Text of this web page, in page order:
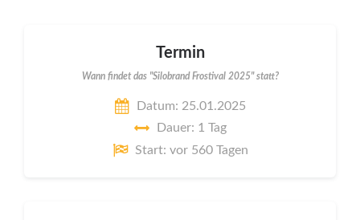
Termin
Wann findet das "Silobrand Frostival 2025" statt?
Datum: 25.01.2025
Dauer: 1 Tag
Start: vor 560 Tagen